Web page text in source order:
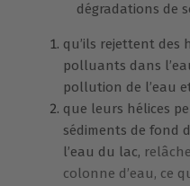
dégradations de
qu’ils rejettent des
polluants dans
pollution de l’eau
que leurs hélices
sédiments de fond
l’eau du lac,
colonne d’eau, ce